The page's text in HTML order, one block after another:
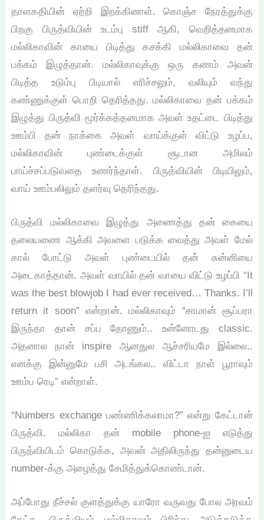
தாளகதியின் ஏற்றி இறக்கினாள். கொஞ்ச நேரத்துக்கு
பிறகு பிருத்வியின் உடம்பு stiff ஆகி, வெறித்தனமாக
மல்லிகாவின் காயை பிடித்து கசக்கி மல்லிகாவை தன்
பக்கம் இழுத்தான். மல்லிகாவுக்கு ஒரு கணம் அவன்
பிடித்த உடும்பு பிடியால் எரிச்சலும், வலியும் வந்து
கண்ணுக்குள் பொறி தெரித்தது. மல்லிகாவை தன் பக்கம்
இழுத்து பிருத்வி மூர்க்கத்தனமாக அவள் உதட்டை பிடித்து
ஊம்பி தன் நாக்கை அவள் வாய்க்குள் விட்டு உழப்ப,
மல்லிகாவின் புண்டைக்குள் சூடான அமிலம்
பாய்ச்சப்படுவதை உணர்ந்தாள். பிருத்வியின் பிடியிலும்,
வாய் ஊம்பலிலும் தளர்வு தெரிந்தது.
பிருத்வி மல்லிகாவை இழுத்து அணைத்து தன் கையை
தலையணை ஆக்கி அவளை படுக்க வைத்து அவள் மேல்
கால் போட்டு அவள் புண்டையில் தன் சுன்னியை
அடைகாத்தான். அவள் வாயில் தன் வாயை விட்டு உழப்பி “It
was the best blowjob I had ever received… Thanks. I’ll
return it soon” என்றான். மல்லிகாவும் “சாமான் சூப்பரா
இருந்தா தான் சப்ப தோணும்.. உன்னோடது classic.
அதனால நான் inspire ஆனதுல ஆச்சரியமே இல்லை..
எனக்கு இன்னுமே பசி அடங்கல.. விட்டா நாள் பூராவும்
ஊம்ப ரெடி” என்றாள்.
“Numbers exchange பண்ணிக்கலாமா?” என்று கேட்டான்
பிருத்வி. மல்லிகா தன் mobile phone-ஐ எடுத்து
பிருத்வியிடம் கொடுக்க, அவன் அதிலிருந்து தன்னுடைய
number-க்கு அழைத்து சேமித்துக்கொண்டான்.
அப்போது நீச்சல் குளத்துக்கு யாரோ வருவது போல அரவம்